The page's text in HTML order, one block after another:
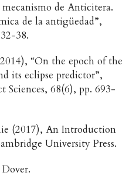
de Anticitera.
de la antigüedad”,
38.
“On the epoch of the
its eclipse predictor”,
Sciences, 68(6), pp. 693-
(2017), An Introduction
University Press.